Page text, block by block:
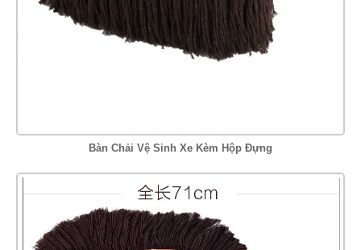
Bàn Chải Vệ Sinh Xe Kèm Hộp Đựng